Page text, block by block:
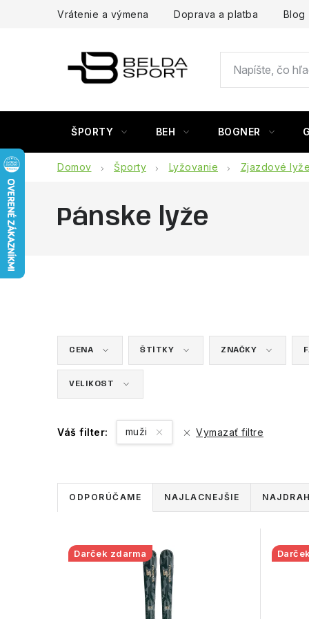
Vrátenie a výmena Doprava a platba Blog
ŠPORTY BEH BOGNER
Domov Športy Lyžovanie Zjazdové lyže
Pánske lyže
CENA ŠTÍTKY ZNAČKY
VELIKOST
Váš filter: muži Vymazať filtre
R
d
ODPORÚČAME NAJLACNEJŠIE
V Darček zdarma